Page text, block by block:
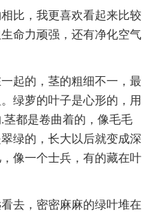
比，我更喜欢看起来比较
命力顽强，还有净化空气
起的，茎的粗细不一，最
绿萝的叶子是心形的，用
都是卷曲着的，像毛毛
绿的，长大以后就变成深
像一个士兵，有的藏在叶
去，密密麻麻的绿叶堆在